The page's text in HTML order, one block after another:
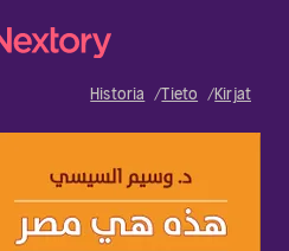
Kirjat
Tieto
Historia